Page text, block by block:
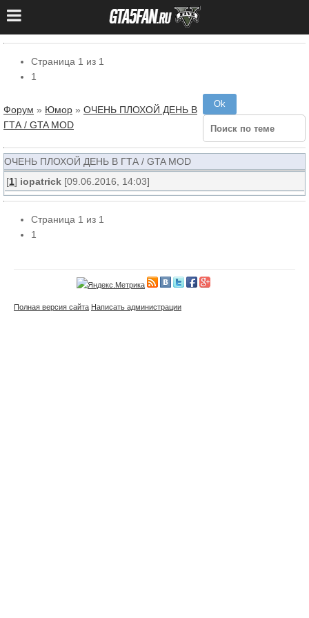
Страница 1 из 1
1
Форум » Юмор » ОЧЕНЬ ПЛОХОЙ ДЕНЬ В
ГТА / GTA MOD
ОЧЕНЬ ПЛОХОЙ ДЕНЬ В ГТА / GTA MOD
[1] iopatrick [09.06.2016, 14:03]
Страница 1 из 1
1
Полная версия сайта Написать администрации